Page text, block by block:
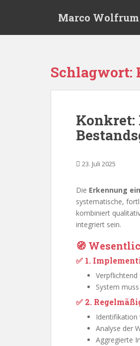
Marco Wolfrum
Schlagwort:
Konkret:
23. Juli 2025
Die Erkennung
systematische,
kombiniert
integriert sein.
🧭
✅ 1.
Verpflichtend
System
✅ 2.
Identifikation
Analyse der
Aggregierte